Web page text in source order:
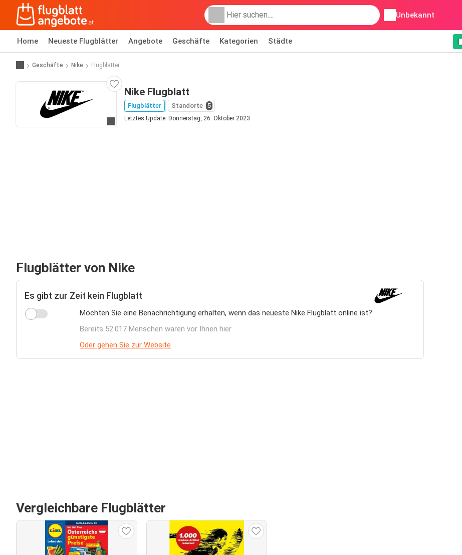
Unbekannt
Home Neueste Flugblätter Angebote Geschäfte Kategorien Städte
Geschäfte Nike Flugblätter
Zur Website
Nike Flugblatt
Flugblätter Standorte 5
Letztes Update: Donnerstag, 26. Oktober 2023
Flugblätter von Nike
Es gibt zur Zeit kein Flugblatt
Möchten Sie eine Benachrichtigung erhalten, wenn das neueste Nike Flugblatt online ist?
Bereits 52.017 Menschen waren vor Ihnen hier
Oder gehen Sie zur Website
Vergleichbare Flugblätter